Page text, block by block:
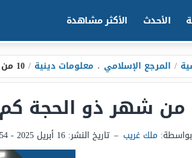
الأحدث الأكثر مشاهدة
/ المرجع الإسلامي ، معلومات دينية / 10 من شهر ذو الحجة كم يوافق ميلادي 2025
ملك غريب – تاريخ النشر: 16 أبريل 2025 - 4:54م